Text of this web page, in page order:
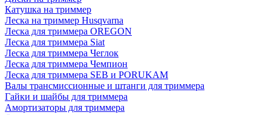
Катушка на триммер
Леска на триммер Husqvarna
Леска для триммера OREGON
Леска для триммера Siat
Леска для триммера Чеглок
Леска для триммера Чемпион
Леска для триммера SEB и PORUKAM
Валы трансмиссионные и штанги для триммера
Гайки и шайбы для триммера
Амортизаторы для триммера